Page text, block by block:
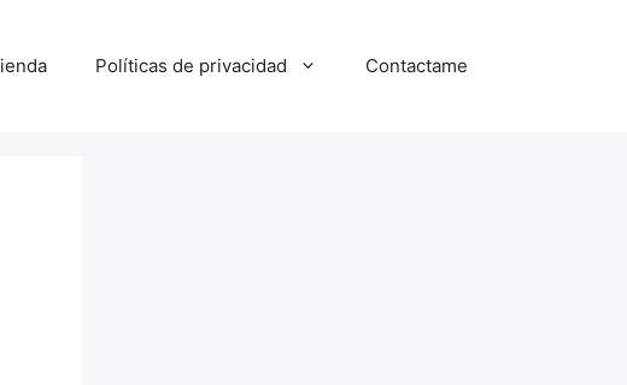
Políticas de privacidad Contactame